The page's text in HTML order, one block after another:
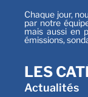
Chaque jour,
par notre
mais aussi en
émissions,
LES
Actualités